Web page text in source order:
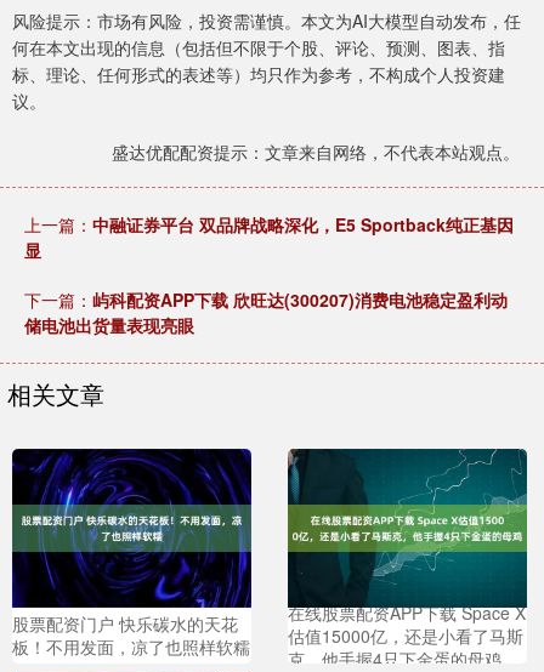
风险提示：市场有风险，投资需谨慎。本文为AI大模型自动发布，任
何在本文出现的信息（包括但不限于个股、评论、预测、图表、指
标、理论、任何形式的表述等）均只作为参考，不构成个人投资建
议。
盛达优配配资提示：文章来自网络，不代表本站观点。
上一篇： 中融证券平台 双品牌战略深化，E5 Sportback纯正基因
显
下一篇： 屿科配资APP下载 欣旺达(300207)消费电池稳定盈利动
储电池出货量表现亮眼
相关文章
股票配资门户 快乐碳水的天花
板！不用发面，凉了也照样软糯
在线股票配资APP下载 Space X
估值15000亿，还是小看了马斯
克，他手握4只下金蛋的母鸡